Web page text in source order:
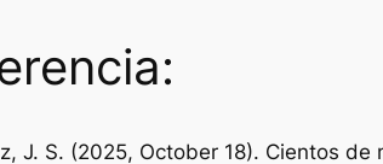
J. S. (2025, October 18). Cientos